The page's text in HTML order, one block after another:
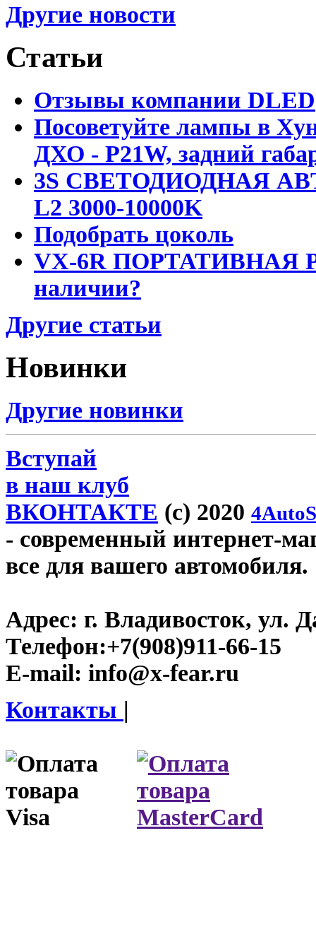
Другие новости
Статьи
Отзывы компании DLED
Посоветуйте лампы в
ДХО - P21W, задний
3S СВЕТОДИОДНАЯ
L2 3000-10000K
Подобрать цоколь
VX-6R ПОРТАТИВНАЯ
наличии?
Другие статьи
Новинки
Другие новинки
Вступай
в наш клуб
ВКОНТАКТЕ (c) 2020
- современный интернет-
все для вашего автомобиля.
Адрес: г. Владивосток, ул.
Телефон:+7(908)911-66-15
E-mail: info@x-fear.ru
Контакты |